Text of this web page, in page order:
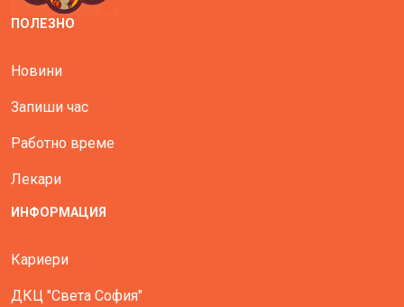
ПОЛЕЗНО
Новини
Запиши час
Работно време
Лекари
ИНФОРМАЦИЯ
Кариери
ДКЦ "Света София"